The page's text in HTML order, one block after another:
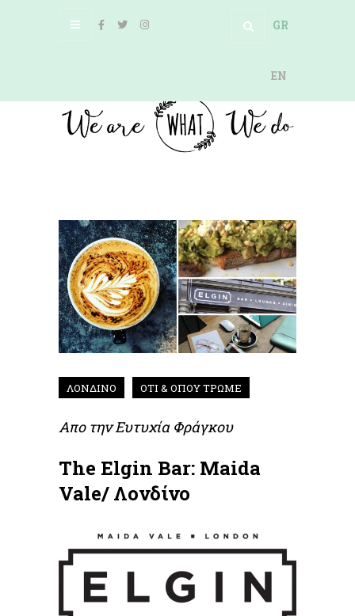
GR
EN
ΛΟΝΔΙΝΟ ΟΤΙ & ΟΠΟΥ ΤΡΩΜΕ
Απο τηνΕυτυχία Φράγκου
The Elgin Bar: Maida
Vale/ Λονδίνο